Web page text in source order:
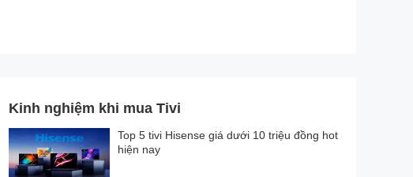
Kinh nghiệm khi mua Tivi
Top 5 tivi Hisense giá dưới 10 triệu đồng hot
hiện nay